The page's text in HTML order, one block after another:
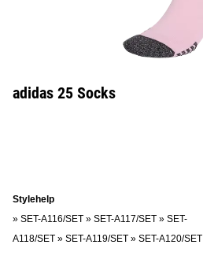
adidas 25 Socks
Stylehelp
» SET-A116/SET » SET-A117/SET » SET-
A118/SET » SET-A119/SET » SET-A120/SET